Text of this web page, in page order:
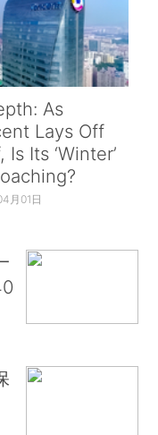
As
Lays Off
Is Its ‘Winter’
月01日